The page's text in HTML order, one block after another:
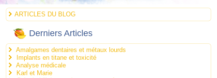
ARTICLES DU BLOG
Derniers Articles
Amalgames dentaires et métaux lourds
Implants en titane et toxicité
Analyse médicale
Karl et Marie